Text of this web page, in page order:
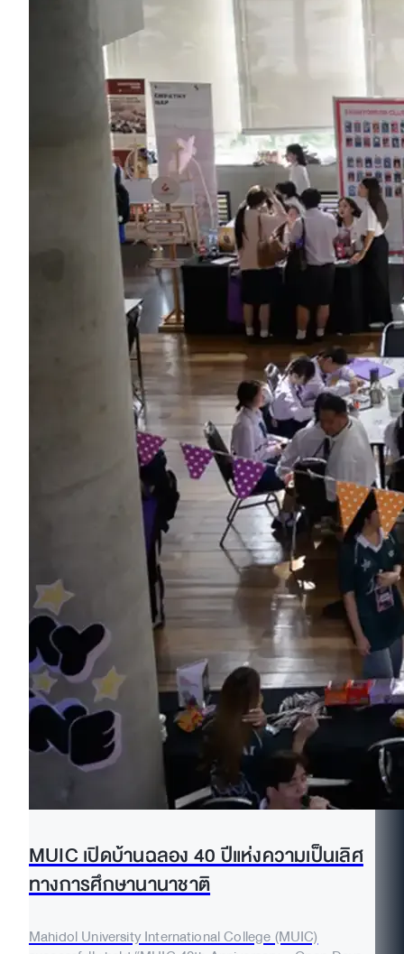
MUIC เปิดบ้านฉลอง 40 ปีแห่งความเป็นเลิศ
ทางการศึกษานานาชาติ
Mahidol University International College (MUIC)